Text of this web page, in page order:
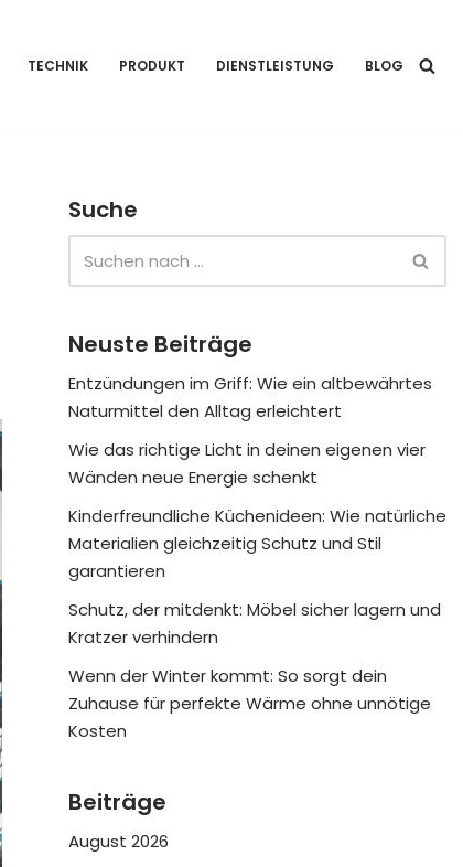
TECHNIK PRODUKT DIENSTLEISTUNG BLOG
Suche
Neuste Beiträge
Entzündungen im Griff: Wie ein altbewährtes
Naturmittel den Alltag erleichtert
Wie das richtige Licht in deinen eigenen vier
Wänden neue Energie schenkt
Kinderfreundliche Küchenideen: Wie natürliche
Materialien gleichzeitig Schutz und Stil
garantieren
Schutz, der mitdenkt: Möbel sicher lagern und
Kratzer verhindern
Wenn der Winter kommt: So sorgt dein
Zuhause für perfekte Wärme ohne unnötige
Kosten
Beiträge
August 2026